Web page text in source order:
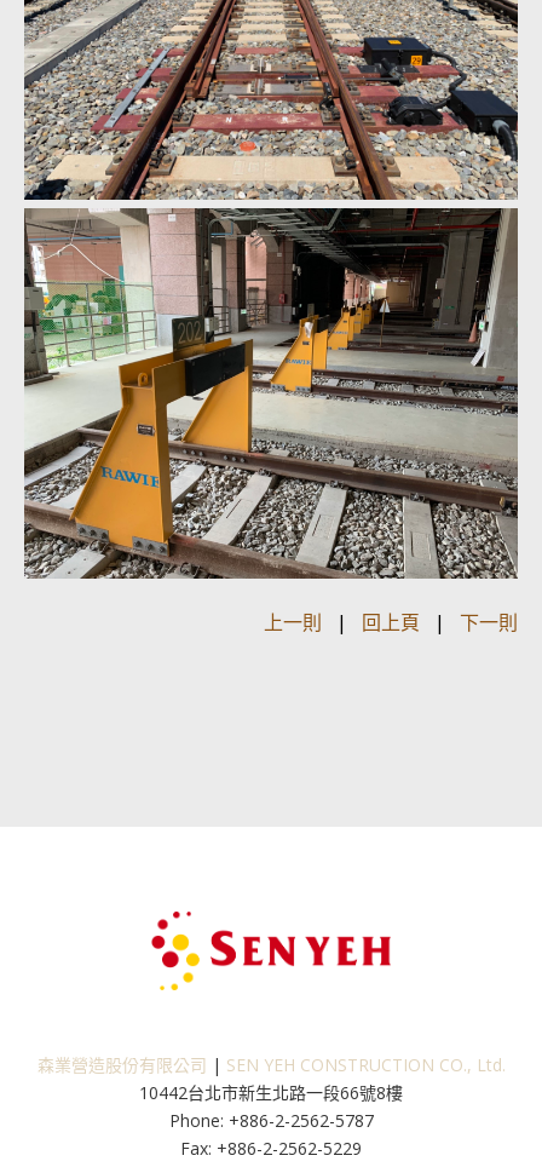
上一則 | 回上頁 | 下一則
森業營造股份有限公司 | SEN YEH CONSTRUCTION CO., Ltd.
10442台北市新生北路一段66號8樓
Phone: +886-2-2562-5787
Fax: +886-2-2562-5229